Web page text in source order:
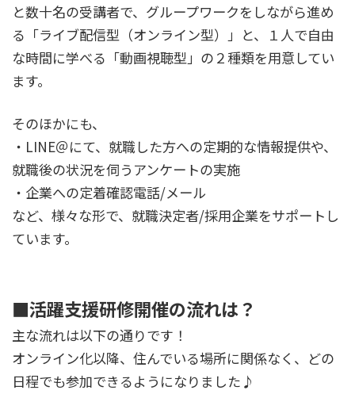
と数十名の受講者で、グループワークをしながら進め
る「ライブ配信型（オンライン型）」と、１人で自由
な時間に学べる「動画視聴型」の２種類を用意してい
ます。
そのほかにも、
・LINE＠にて、就職した方への定期的な情報提供や、
就職後の状況を伺うアンケートの実施
・企業への定着確認電話/メール
など、様々な形で、就職決定者/採用企業をサポートし
ています。
■活躍支援研修開催の流れは？
主な流れは以下の通りです！
オンライン化以降、住んでいる場所に関係なく、どの
日程でも参加できるようになりました♪